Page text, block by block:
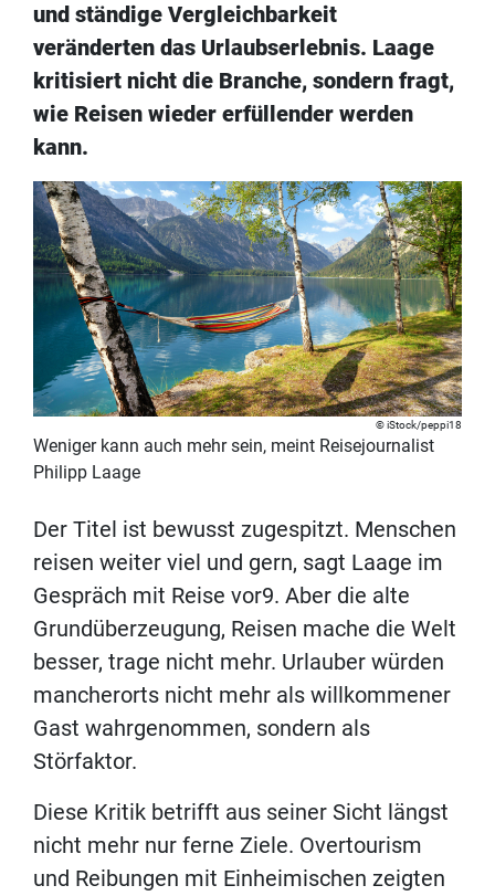
und ständige Vergleichbarkeit
veränderten das Urlaubserlebnis. Laage
kritisiert nicht die Branche, sondern fragt,
wie Reisen wieder erfüllender werden
kann.
iStock/peppi18
Weniger kann auch mehr sein, meint Reisejournalist
Philipp Laage
Der Titel ist bewusst zugespitzt. Menschen
reisen weiter viel und gern, sagt Laage im
Gespräch mit Reise vor9. Aber die alte
Grundüberzeugung, Reisen mache die Welt
besser, trage nicht mehr. Urlauber würden
mancherorts nicht mehr als willkommener
Gast wahrgenommen, sondern als
Störfaktor.
Diese Kritik betrifft aus seiner Sicht längst
nicht mehr nur ferne Ziele. Overtourism
und Reibungen mit Einheimischen zeigten